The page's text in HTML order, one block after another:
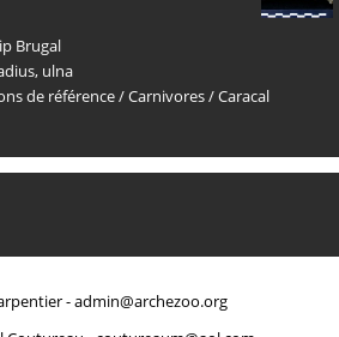
Brugal
, ulna
de référence/Carnivores/Caracal
-admin@archezoo.org